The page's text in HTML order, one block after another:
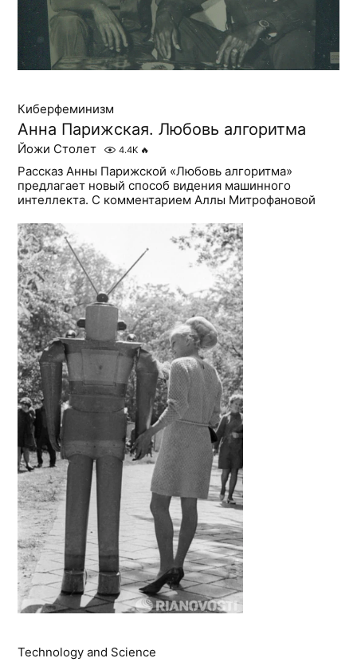
Киберфеминизм
Анна Парижская. Любовь алгоритма
Йожи Столет 4.4K 🔥
Рассказ Анны Парижской «Любовь алгоритма»
предлагает новый способ видения машинного
интеллекта. С комментарием Аллы Митрофановой
Technology and Science